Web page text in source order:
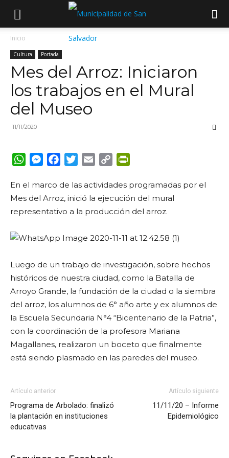
Inicio
Cultura Portada
Mes del Arroz: Iniciaron
los trabajos en el Mural
del Museo
11/11/2020
WhatsApp
Messenger
FacebookTwitterEmail Copy
En el marco de las actividades programadas por el
Mes del Arroz, inició la ejecución del mural
representativo a la producción del arroz.
Luego de un trabajo de investigación, sobre hechos
históricos de nuestra ciudad, como la Batalla de
Arroyo Grande, la fundación de la ciudad o la siembra
del arroz, los alumnos de 6° año arte y ex alumnos de
la Escuela Secundaria N°4 “Bicentenario de la Patria”,
con la coordinación de la profesora Mariana
Magallanes, realizaron un boceto que finalmente
está siendo plasmado en las paredes del museo.
Artículo anterior
Programa de Arbolado: finalizó
la plantación en instituciones
educativas
Artículo siguiente
11/11/20 – Informe
Epidemiológico